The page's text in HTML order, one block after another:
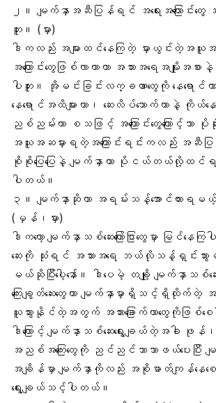
၂။ မျက်နှာ အဆီပြန် ရင် အရေးအကြောင်
ဘူး။ (မှား)
ဒါကလည်း အများထင်နေကြတဲ့ မှားယွင်းတဲ့အယူ
အကြောင်းတွေဖြစ်လာတာဟာ အသားအရေအမျိုး
ပါဘူး။ အိုမင်းခြင်းလက္ခဏာတွေကို နေရောင်က
နေရောင်အထိများတာ၊ ဆေးလိပ်သောက်တာနဲ့ ကိုယ်
ညစ်ညမ်းတာ စသဖြင့် အကြောင်းတွေကြောင့်သာ
အယူအဆမှားရတဲ့အကြောင်းရင်းကလည်း အဆီပြ
စိုစိုပြေပြေနဲ့ မျက်နှာဟာ ပိုငယ်တယ်လို့ထင်ရ
ပါတယ်။
၃။ မျက်နှာဆိုတာ အရမ်းသန့်အောင်ထားရ
(မှန်၊မှား)
ဒါကတော့မျက်နှာသစ်ဆေးကြော်ငြာတွေမှာ မြင်န
ဆေးကို သုံးရင် အသားအရေ
ဘယ်လိုသန့်ရှင်းသွား
မယ်ဆိုပြီးပေါ့နော်။ ဒါပေမဲ့ တချို့ မျက်နှာသစ်ဆ
ကြေးချွတ်ဆေးတွေဟာ မျက်နှာမှာရှိသင့်ရှိထိုက်
ယူသွားနိုင်တဲ့အတွက် အသားခြောက်တာတွေကိုဖြစ်စ
ဒါကြောင့် မျက်နှာသစ်ဆေးရွေးချယ်တဲ့အခါ ဖု
အညစ်အကြေးတွေကို ညင်ညင်သာသာဖယ်ပေးပြီး
အချိန်မှာ မျက်နှာကိုလည်း အစိုဓာတ်ကျန်နေစ
ရွေးချယ်သင့်ပါတယ်။